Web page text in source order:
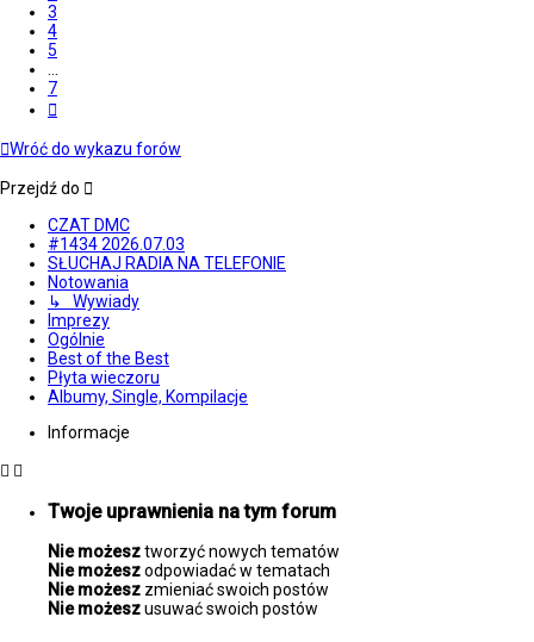
3
4
5
7
Wróć do wykazu forów
Przejdź do
CZAT DMC
#1434 2026.07.03
SŁUCHAJ RADIA NA TELEFONIE
Notowania
↳ Wywiady
Imprezy
Ogólnie
Best of the Best
Płyta wieczoru
Albumy, Single, Kompilacje
Informacje
Twoje uprawnienia na tym forum
Nie możesztworzyć nowych tematów
Nie możeszodpowiadać w tematach
Nie możesz zmieniać swoich postów
Nie możeszusuwać swoich postów